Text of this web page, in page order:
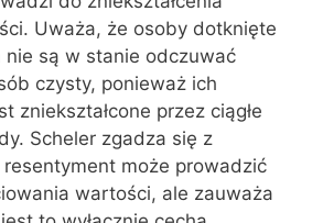
Uważa, że osoby dotknięte
nie są w stanie odczuwać
czysty, ponieważ ich
zniekształcone przez ciągłe
Scheler zgadza się z
może prowadzić
wartości, ale zauważa